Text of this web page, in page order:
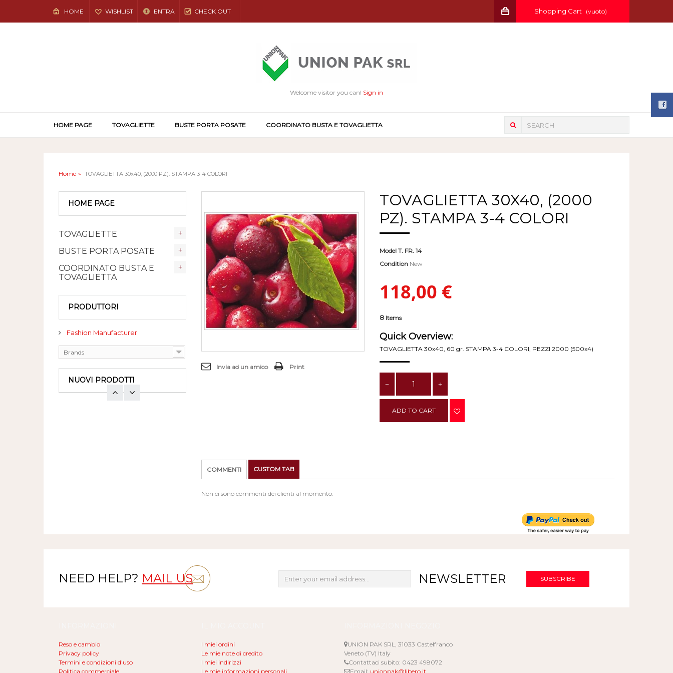
HOME WISHLIST ENTRA CHECK OUT Shopping Cart (vuoto)
Welcome visitor you can! Sign in
HOME PAGE TOVAGLIETTE BUSTE PORTA POSATE COORDINATO BUSTA E TOVAGLIETTA
Home TOVAGLIETTA 30x40, (2000 PZ). STAMPA 3-4 COLORI
HOME PAGE
TOVAGLIETTE
BUSTE PORTA POSATE
COORDINATO BUSTA E
TOVAGLIETTA
PRODUTTORI
Fashion Manufacturer
Brands
NUOVI PRODOTTI
Invia ad un amico Print
TOVAGLIETTA 30X40, (2000
PZ). STAMPA 3-4 COLORI
Model T. FR. 14
Condition New
118,00 €
8 Items
Quick Overview:
TOVAGLIETTA 30x40, 60 gr. STAMPA 3-4 COLORI, PEZZI 2000 (500x4)
ADD TO CART
COMMENTI CUSTOM TAB
Non ci sono commenti dei clienti al momento.
NEED HELP? MAIL US NEWSLETTER
Reso e cambio
Privacy policy
Termini e condizioni d'uso
Politica commerciale
I miei ordini
Le mie note di credito
I miei indirizzi
Le mie informazioni personali
UNION PAK SRL, 31033 Castelfranco
Veneto (TV) Italy
Contattaci subito: 0423 498072
Email: unionpak@libero.it